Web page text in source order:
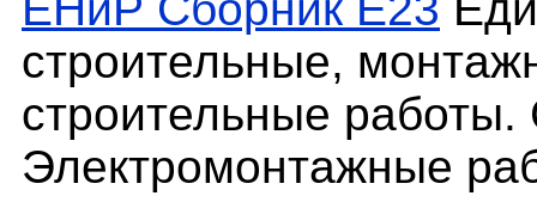
строительные,
строительные
Электромонтажные